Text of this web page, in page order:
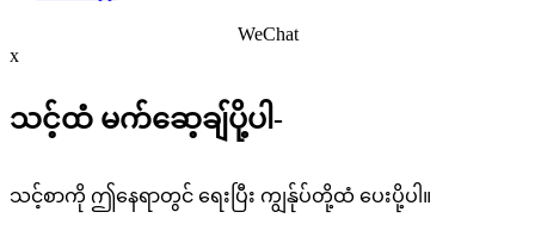
WeChat
x
သင့်ထံ မက်ဆေ့ချ်ပို့ပါ-
သင့်စာကို ဤနေရာတွင် ရေးပြီး ကျွန်ုပ်တို့ထံ ပေးပို့ပါ။